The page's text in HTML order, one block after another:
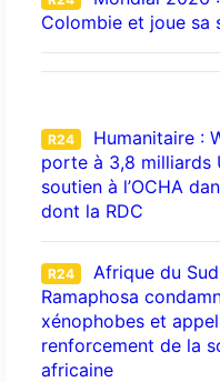
Colombie et joue sa
R24
Humanitaire :
porte à 3,8 milliards
soutien à l’OCHA
dont la RDC
R24
Afrique du
Ramaphosa
xénophobes et
renforcement de la
africaine